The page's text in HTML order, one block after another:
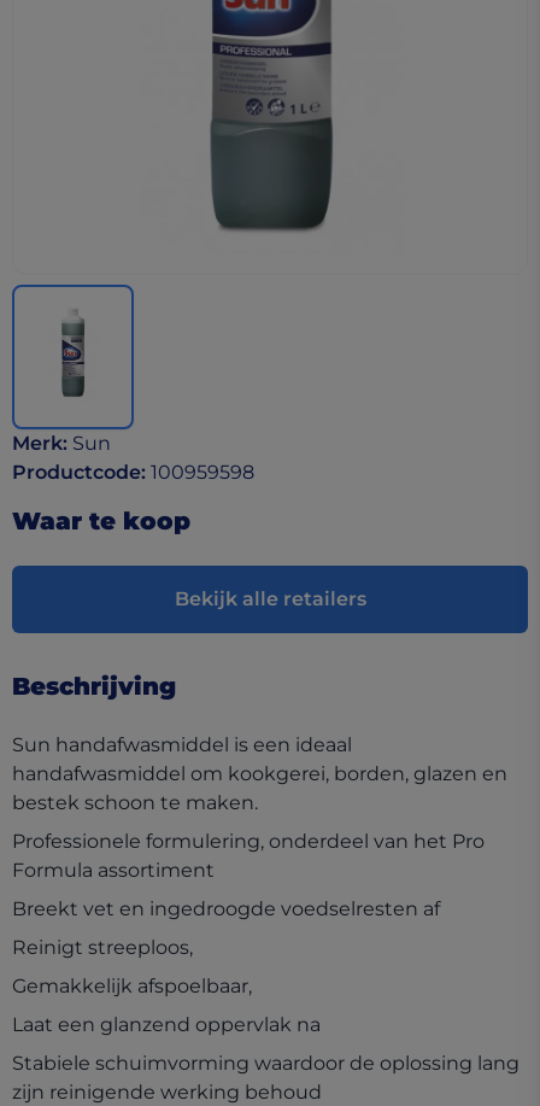
Merk: Sun
Productcode: 100959598
Waar te koop
Bekijk alle retailers
Beschrijving
Sun handafwasmiddel is een ideaal
handafwasmiddel om kookgerei, borden, glazen en
bestek schoon te maken.
Professionele formulering, onderdeel van het Pro
Formula assortiment
Breekt vet en ingedroogde voedselresten af
Reinigt streeploos,
Gemakkelijk afspoelbaar,
Laat een glanzend oppervlak na
Stabiele schuimvorming waardoor de oplossing lang
zijn reinigende werking behoud